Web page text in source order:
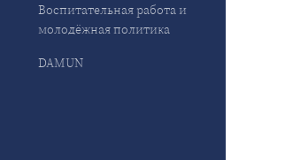
Воспитательная работа и
молодёжная политика
DAMUN